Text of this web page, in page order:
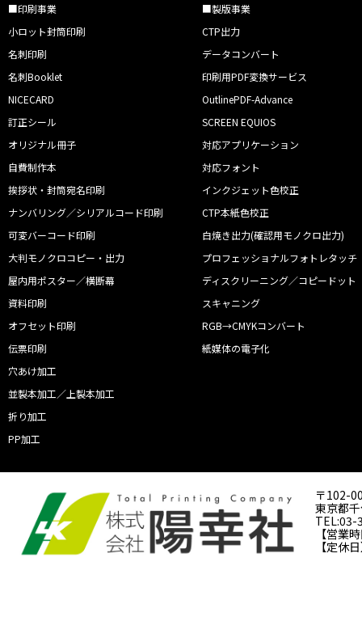
■印刷事業
小ロット封筒印刷
名刺印刷
名刺Booklet
NICECARD
訂正シール
オリジナル冊子
自費制作本
挨拶状・封筒宛名印刷
ナンバリング／シリアルコード印刷
可変バーコード印刷
大判モノクロコピー・出力
屋内用ポスター／横断幕
資料印刷
オフセット印刷
伝票印刷
穴あけ加工
並製本加工／上製本加工
折り加工
PP加工
■製版事業
CTP出力
データコンバート
印刷用PDF変換サービス
OutlinePDF-Advance
SCREEN EQUIOS
対応アプリケーション
対応フォント
インクジェット色校正
CTP本紙色校正
白焼き出力(確認用モノクロ出力)
プロフェッショナルフォトレタッチ
ディスクリーニング／コピードット
スキャニング
RGB→CMYKコンバート
紙媒体の電子化
〒102-
東京都
TEL:03-
【営業
【定休